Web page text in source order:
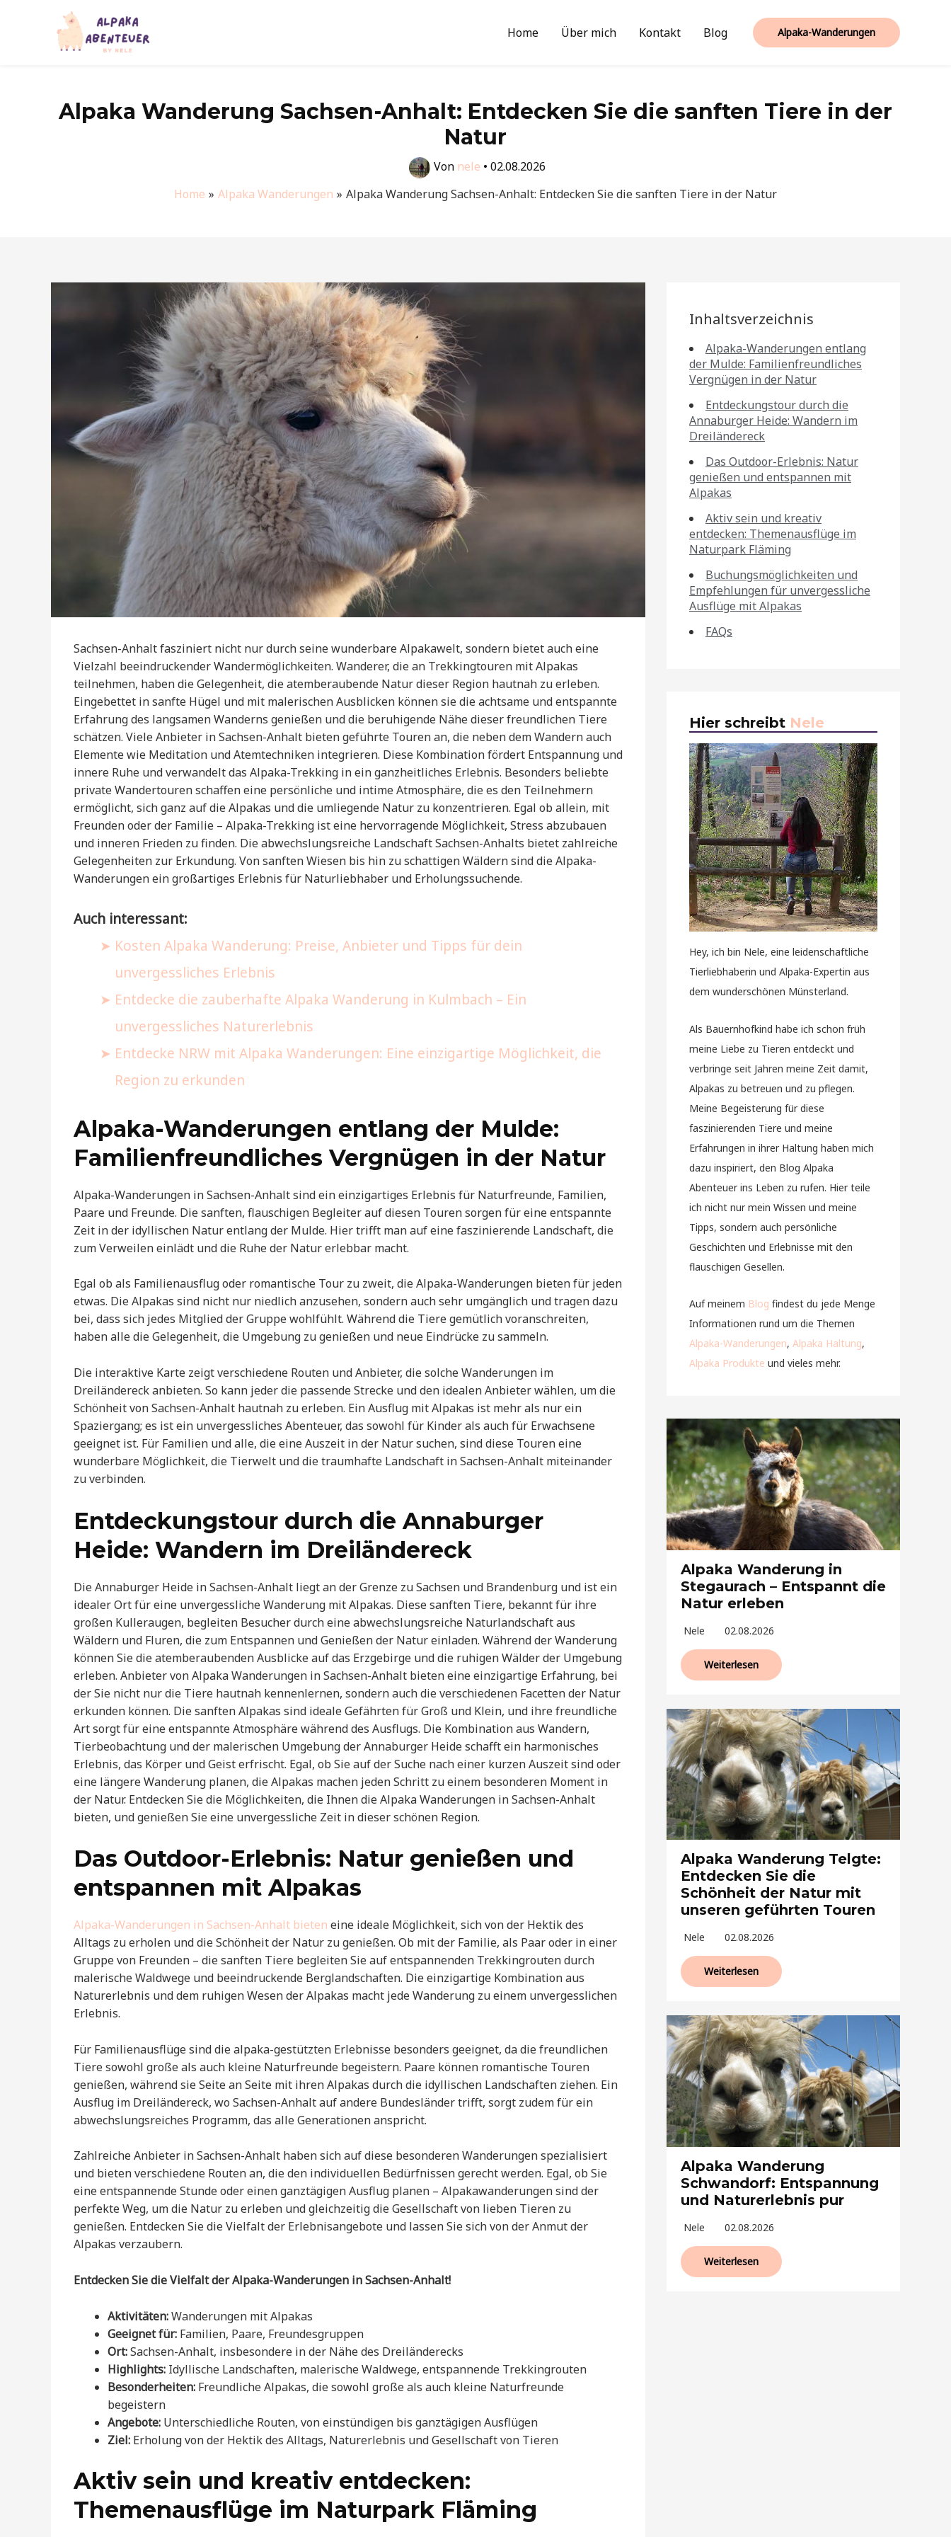
Home Über mich Kontakt Blog Alpaka-Wanderungen
Alpaka Wanderung Sachsen-Anhalt: Entdecken Sie die sanften Tiere in der
Natur
Von nele • 02.08.2026
Home
Alpaka Wanderungen Alpaka Wanderung Sachsen-Anhalt: Entdecken Sie die sanften Tiere in der Natur
Sachsen-Anhalt fasziniert nicht nur durch seine wunderbare Alpakawelt, sondern bietet auch eine
Vielzahl beeindruckender Wandermöglichkeiten. Wanderer, die an Trekkingtouren mit Alpakas
teilnehmen, haben die Gelegenheit, die atemberaubende Natur dieser Region hautnah zu erleben.
Eingebettet in sanfte Hügel und mit malerischen Ausblicken können sie die achtsame und entspannte
Erfahrung des langsamen Wanderns genießen und die beruhigende Nähe dieser freundlichen Tiere
schätzen. Viele Anbieter in Sachsen-Anhalt bieten geführte Touren an, die neben dem Wandern auch
Elemente wie Meditation und Atemtechniken integrieren. Diese Kombination fördert Entspannung und
innere Ruhe und verwandelt das Alpaka-Trekking in ein ganzheitliches Erlebnis. Besonders beliebte
private Wandertouren schaffen eine persönliche und intime Atmosphäre, die es den Teilnehmern
ermöglicht, sich ganz auf die Alpakas und die umliegende Natur zu konzentrieren. Egal ob allein, mit
Freunden oder der Familie – Alpaka-Trekking ist eine hervorragende Möglichkeit, Stress abzubauen
und inneren Frieden zu finden. Die abwechslungsreiche Landschaft Sachsen-Anhalts bietet zahlreiche
Gelegenheiten zur Erkundung. Von sanften Wiesen bis hin zu schattigen Wäldern sind die Alpaka-
Wanderungen ein großartiges Erlebnis für Naturliebhaber und Erholungssuchende.
Auch interessant:
Kosten Alpaka Wanderung: Preise, Anbieter und Tipps für dein
unvergessliches Erlebnis
Entdecke die zauberhafte Alpaka Wanderung in Kulmbach – Ein
unvergessliches Naturerlebnis
Entdecke NRW mit Alpaka Wanderungen: Eine einzigartige Möglichkeit, die
Region zu erkunden
Alpaka-Wanderungen entlang der Mulde:
Familienfreundliches Vergnügen in der Natur
Alpaka-Wanderungen in Sachsen-Anhalt sind ein einzigartiges Erlebnis für Naturfreunde, Familien,
Paare und Freunde. Die sanften, flauschigen Begleiter auf diesen Touren sorgen für eine entspannte
Zeit in der idyllischen Natur entlang der Mulde. Hier trifft man auf eine faszinierende Landschaft, die
zum Verweilen einlädt und die Ruhe der Natur erlebbar macht.
Egal ob als Familienausflug oder romantische Tour zu zweit, die Alpaka-Wanderungen bieten für jeden
etwas. Die Alpakas sind nicht nur niedlich anzusehen, sondern auch sehr umgänglich und tragen dazu
bei, dass sich jedes Mitglied der Gruppe wohlfühlt. Während die Tiere gemütlich voranschreiten,
haben alle die Gelegenheit, die Umgebung zu genießen und neue Eindrücke zu sammeln.
Die interaktive Karte zeigt verschiedene Routen und Anbieter, die solche Wanderungen im
Dreiländereck anbieten. So kann jeder die passende Strecke und den idealen Anbieter wählen, um die
Schönheit von Sachsen-Anhalt hautnah zu erleben. Ein Ausflug mit Alpakas ist mehr als nur ein
Spaziergang; es ist ein unvergessliches Abenteuer, das sowohl für Kinder als auch für Erwachsene
geeignet ist. Für Familien und alle, die eine Auszeit in der Natur suchen, sind diese Touren eine
wunderbare Möglichkeit, die Tierwelt und die traumhafte Landschaft in Sachsen-Anhalt miteinander
zu verbinden.
Entdeckungstour durch die Annaburger
Heide: Wandern im Dreiländereck
Die Annaburger Heide in Sachsen-Anhalt liegt an der Grenze zu Sachsen und Brandenburg und ist ein
idealer Ort für eine unvergessliche Wanderung mit Alpakas. Diese sanften Tiere, bekannt für ihre
großen Kulleraugen, begleiten Besucher durch eine abwechslungsreiche Naturlandschaft aus
Wäldern und Fluren, die zum Entspannen und Genießen der Natur einladen. Während der Wanderung
können Sie die atemberaubenden Ausblicke auf das Erzgebirge und die ruhigen Wälder der Umgebung
erleben. Anbieter von Alpaka Wanderungen in Sachsen-Anhalt bieten eine einzigartige Erfahrung, bei
der Sie nicht nur die Tiere hautnah kennenlernen, sondern auch die verschiedenen Facetten der Natur
erkunden können. Die sanften Alpakas sind ideale Gefährten für Groß und Klein, und ihre freundliche
Art sorgt für eine entspannte Atmosphäre während des Ausflugs. Die Kombination aus Wandern,
Tierbeobachtung und der malerischen Umgebung der Annaburger Heide schafft ein harmonisches
Erlebnis, das Körper und Geist erfrischt. Egal, ob Sie auf der Suche nach einer kurzen Auszeit sind oder
eine längere Wanderung planen, die Alpakas machen jeden Schritt zu einem besonderen Moment in
der Natur. Entdecken Sie die Möglichkeiten, die Ihnen die Alpaka Wanderungen in Sachsen-Anhalt
bieten, und genießen Sie eine unvergessliche Zeit in dieser schönen Region.
Das Outdoor-Erlebnis: Natur genießen und
entspannen mit Alpakas
Alpaka-Wanderungen in Sachsen-Anhalt bieten eine ideale Möglichkeit, sich von der Hektik des
Alltags zu erholen und die Schönheit der Natur zu genießen. Ob mit der Familie, als Paar oder in einer
Gruppe von Freunden – die sanften Tiere begleiten Sie auf entspannenden Trekkingrouten durch
malerische Waldwege und beeindruckende Berglandschaften. Die einzigartige Kombination aus
Naturerlebnis und dem ruhigen Wesen der Alpakas macht jede Wanderung zu einem unvergesslichen
Erlebnis.
Für Familienausflüge sind die alpaka-gestützten Erlebnisse besonders geeignet, da die freundlichen
Tiere sowohl große als auch kleine Naturfreunde begeistern. Paare können romantische Touren
genießen, während sie Seite an Seite mit ihren Alpakas durch die idyllischen Landschaften ziehen. Ein
Ausflug im Dreiländereck, wo Sachsen-Anhalt auf andere Bundesländer trifft, sorgt zudem für ein
abwechslungsreiches Programm, das alle Generationen anspricht.
Zahlreiche Anbieter in Sachsen-Anhalt haben sich auf diese besonderen Wanderungen spezialisiert
und bieten verschiedene Routen an, die den individuellen Bedürfnissen gerecht werden. Egal, ob Sie
eine entspannende Stunde oder einen ganztägigen Ausflug planen – Alpakawanderungen sind der
perfekte Weg, um die Natur zu erleben und gleichzeitig die Gesellschaft von lieben Tieren zu
genießen. Entdecken Sie die Vielfalt der Erlebnisangebote und lassen Sie sich von der Anmut der
Alpakas verzaubern.
Entdecken Sie die Vielfalt der Alpaka-Wanderungen in Sachsen-Anhalt!
Aktivitäten:Wanderungen mit Alpakas
Geeignet für: Familien, Paare, Freundesgruppen
Ort:Sachsen-Anhalt, insbesondere in der Nähe des Dreiländerecks
Highlights: Idyllische Landschaften, malerische Waldwege, entspannende Trekkingrouten
Besonderheiten: Freundliche Alpakas, die sowohl große als auch kleine Naturfreunde
begeistern
Angebote: Unterschiedliche Routen, von einstündigen bis ganztägigen Ausflügen
Ziel: Erholung von der Hektik des Alltags, Naturerlebnis und Gesellschaft von Tieren
Aktiv sein und kreativ entdecken:
Themenausflüge im Naturpark Fläming
Inhaltsverzeichnis
Alpaka-Wanderungen entlang
der Mulde: Familienfreundliches
Vergnügen in der Natur
Entdeckungstour durch die
Annaburger Heide: Wandern im
Dreiländereck
Das Outdoor-Erlebnis: Natur
genießen und entspannen mit
Alpakas
Aktiv sein und kreativ
entdecken: Themenausflüge im
Naturpark Fläming
Buchungsmöglichkeiten und
Empfehlungen für unvergessliche
Ausflüge mit Alpakas
FAQs
Hier schreibt Nele
Hey, ich bin Nele, eine leidenschaftliche
Tierliebhaberin und Alpaka-Expertin aus
dem wunderschönen Münsterland.
Als Bauernhofkind habe ich schon früh
meine Liebe zu Tieren entdeckt und
verbringe seit Jahren meine Zeit damit,
Alpakas zu betreuen und zu pflegen.
Meine Begeisterung für diese
faszinierenden Tiere und meine
Erfahrungen in ihrer Haltung haben mich
dazu inspiriert, den Blog Alpaka
Abenteuer ins Leben zu rufen. Hier teile
ich nicht nur mein Wissen und meine
Tipps, sondern auch persönliche
Geschichten und Erlebnisse mit den
flauschigen Gesellen.
Auf meinem Blog findest du jede Menge
Informationen rund um die Themen
Alpaka-Wanderungen, Alpaka Haltung,
Alpaka Produkte und vieles mehr.
Alpaka Wanderung in
Stegaurach – Entspannt die
Natur erleben
Nele 02.08.2026
Weiterlesen
Alpaka Wanderung Telgte:
Entdecken Sie die
Schönheit der Natur mit
unseren geführten Touren
Nele 02.08.2026
Weiterlesen
Alpaka Wanderung
Schwandorf: Entspannung
und Naturerlebnis pur
Nele 02.08.2026
Weiterlesen